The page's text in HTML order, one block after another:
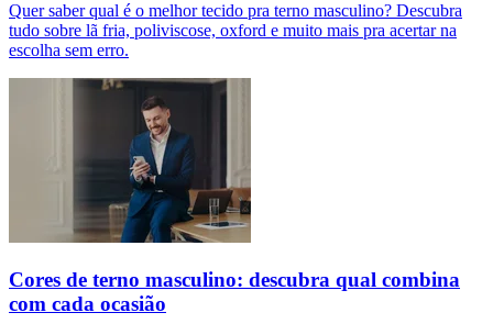
Quer saber qual é o melhor tecido pra terno masculino? Descubra
tudo sobre lã fria, poliviscose, oxford e muito mais pra acertar na
escolha sem erro.
Cores de terno masculino: descubra qual combina
com cada ocasião